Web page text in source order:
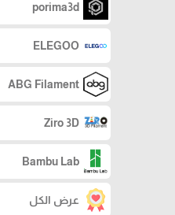
porima3d
ELEGOO
ABG Filament
Ziro 3D
Bambu Lab
عرض الكل